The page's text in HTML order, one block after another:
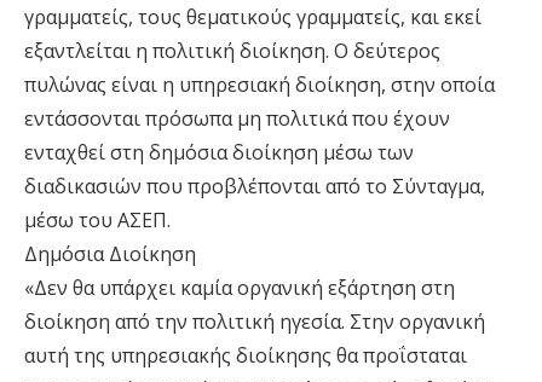
γραμματείς, τους θεματικούς γραμματείς, και εκεί
εξαντλείται η πολιτική διοίκηση. Ο δεύτερος
πυλώνας είναι η υπηρεσιακή διοίκηση, στην οποία
εντάσσονται πρόσωπα μη πολιτικά που έχουν
ενταχθεί στη δημόσια διοίκηση μέσω των
διαδικασιών που προβλέπονται από το Σύνταγμα,
μέσω του ΑΣΕΠ.
Δημόσια Διοίκηση
«Δεν θα υπάρχει καμία οργανική εξάρτηση στη
διοίκηση από την πολιτική ηγεσία. Στην οργανική
αυτή της υπηρεσιακής διοίκησης θα προΐσταται